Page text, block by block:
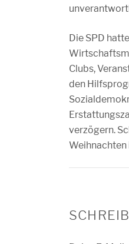
Die SPD
Clubs,
den
verzögern.
Weihnachten